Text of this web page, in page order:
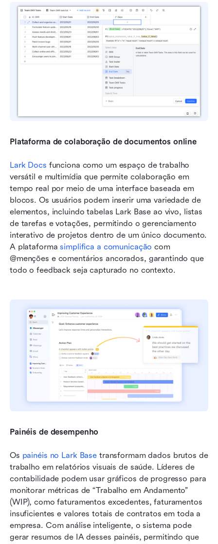
Plataforma de colaboração de documentos online
Lark Docs funciona como um espaço de trabalho
versátil e multimídia que permite colaboração em
tempo real por meio de uma interface baseada em
blocos. Os usuários podem inserir uma variedade de
elementos, incluindo tabelas Lark Base ao vivo, listas
de tarefas e votações, permitindo o gerenciamento
interativo de projetos dentro de um único documento.
A plataforma simplifica a comunicação com
@menções e comentários ancorados, garantindo que
todo o feedback seja capturado no contexto.
Painéis de desempenho
Os painéis no Lark Base transformam dados brutos de
trabalho em relatórios visuais de saúde. Líderes de
contabilidade podem usar gráficos de progresso para
monitorar métricas de “Trabalho em Andamento”
(WIP), como faturamentos excedentes, faturamentos
insuficientes e valores totais de contratos em toda a
empresa. Com análise inteligente, o sistema pode
gerar resumos de IA desses painéis, permitindo que